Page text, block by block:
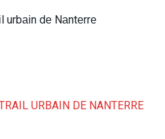
dе Nаntеrrе
URBAIN DE NANTERRE